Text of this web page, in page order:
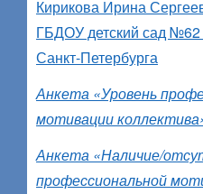
Кирикова Ирина
ГБДОУ детский сад
Санкт-Петербурга
Анкета «Уровень
мотивации
Анкета «Наличие/
профессиональной